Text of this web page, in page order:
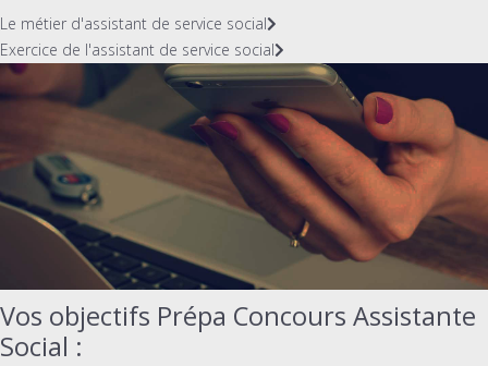
Le métier d'assistant de service social
Exercice de l'assistant de service social
Vos objectifs Prépa Concours Assistante
Social :